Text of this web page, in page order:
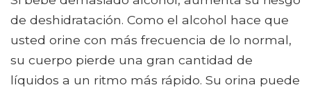
de deshidratación. Como el alcohol hace que
usted orine con más frecuencia de lo normal,
su cuerpo pierde una gran cantidad de
líquidos a un ritmo más rápido. Su orina puede